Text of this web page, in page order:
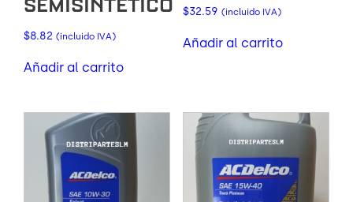
SEMISINTÉTICO
$8.82 (incluido IVA)
Añadir al carrito
$32.59 (incluido IVA)
Añadir al carrito